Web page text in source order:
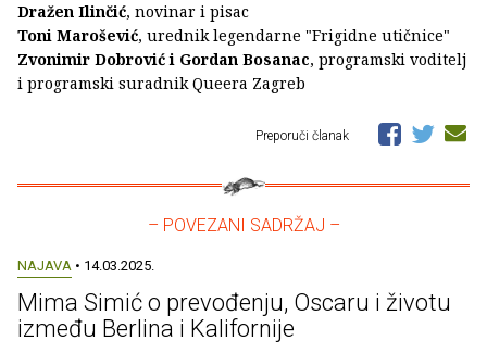
Dražen Ilinčić, novinar i pisac
Toni Marošević, urednik legendarne "Frigidne utičnice"
Zvonimir Dobrović i Gordan Bosanac, programski voditelj
i programski suradnik Queera Zagreb
Preporuči članak
– POVEZANI SADRŽAJ –
NAJAVA • 14.03.2025.
Mima Simić o prevođenju, Oscaru i životu
između Berlina i Kalifornije